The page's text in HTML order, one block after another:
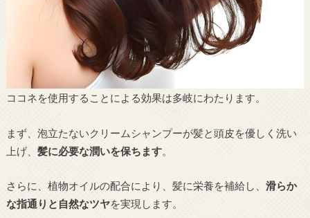
ココネを使用することによる効果は多岐にわたります。
まず、泡立たないクリームシャンプーが髪と頭皮を優しく洗い
上げ、 髪に必要な潤いを保ちます。
さらに、植物オイルの配合により、髪に栄養を補給し、 滑らか
な指通りと自然なツヤを実現します。